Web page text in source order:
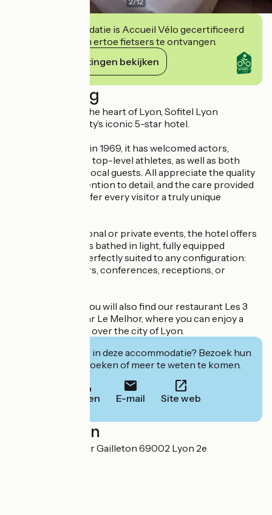
Deze accommodatie is Accueil Vélo gecertificeerd
en verbindt zich ertoe fietsers te ontvangen.
Haar verplichtingen bekijken
Beschrijving
Ideally located in the heart of Lyon, Sofitel Lyon
Bellecour is the city’s iconic 5-star hotel.
Since its opening in 1969, it has welcomed actors,
directors, singers, top-level athletes, as well as both
international and local guests. All appreciate the quality
of service, the attention to detail, and the care provided
by our teams to offer every visitor a truly unique
For your professional or private events, the hotel offers
11 modular lounges bathed in light, fully equipped
meeting rooms, perfectly suited to any configuration:
meetings, seminars, conferences, receptions, or
On the 8th floor, you will also find our restaurant Les 3
Dômes and our bar Le Melhor, where you can enjoy a
breathtaking view over the city of Lyon.
Geïnteresseerd in deze accommodatie? Bezoek hun
website om te boeken of meer te weten te komen.
Bellen E-mail Site web
Localisation
20 quai du Docteur Gailleton 69002 Lyon 2e